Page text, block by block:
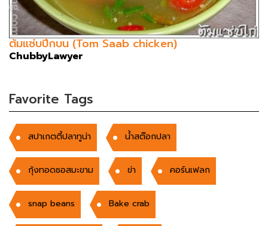
ต้มแซ่บปีกบน (Tom Saab chicken)
ChubbyLawyer
Favorite Tags
สปาเกตตี้ปลาทูน่า น้ำสต๊อกปลา
กุ้งทอดซอสมะขาม ข่า คอร์นเฟลก
snap beans Bake crab